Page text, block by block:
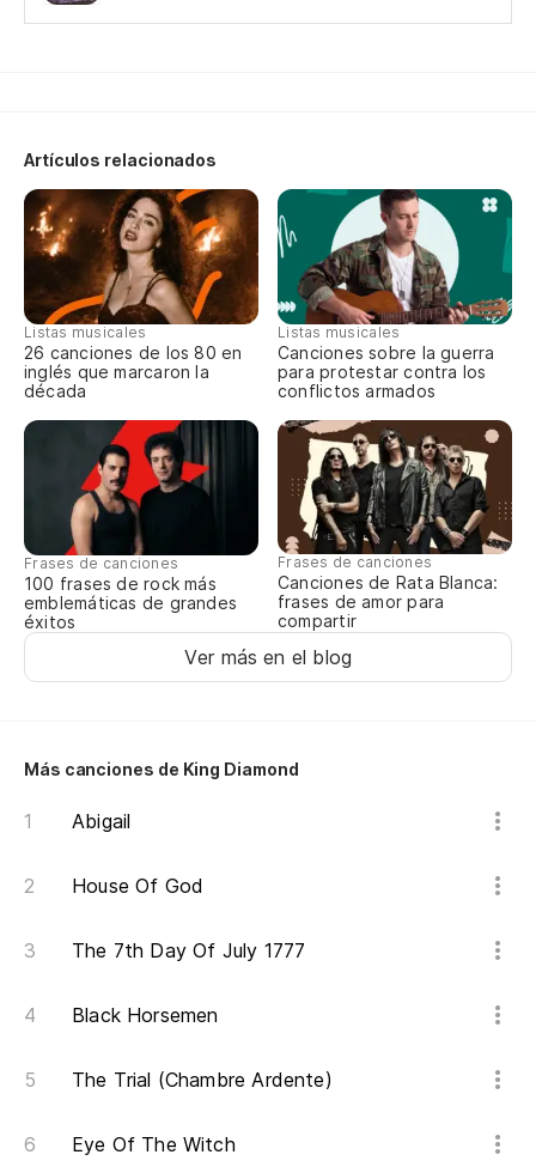
Artículos relacionados
Listas musicales
26 canciones de los 80 en
inglés que marcaron la
década
Listas musicales
Canciones sobre la guerra
para protestar contra los
conflictos armados
Frases de canciones
100 frases de rock más
emblemáticas de grandes
éxitos
Frases de canciones
Canciones de Rata Blanca:
frases de amor para
compartir
Ver más en el blog
Más canciones de King Diamond
Abigail
House Of God
The 7th Day Of July 1777
Black Horsemen
The Trial (Chambre Ardente)
Eye Of The Witch